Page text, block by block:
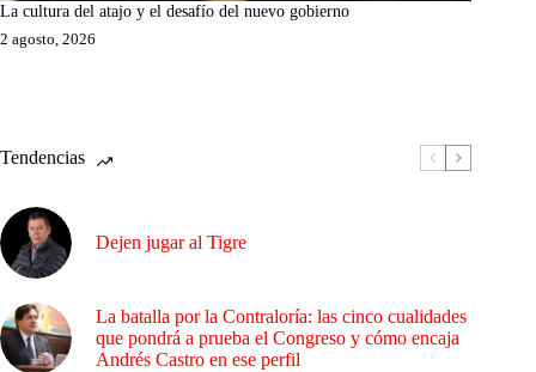
La cultura del atajo y el desafío del nuevo gobierno
2 agosto, 2026
Tendencias
Dejen jugar al Tigre
La batalla por la Contraloría: las cinco cualidades
que pondrá a prueba el Congreso y cómo encaja
Andrés Castro en ese perfil